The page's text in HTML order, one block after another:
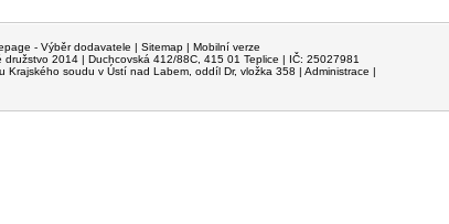
- Výběr dodavatele | Sitemap| Mobilní verze
družstvo2014 | Duchcovská 412/88C, 415 01 Teplice | IČ: 25027981
Krajského soudu v Ústí nad Labem, oddíl Dr, vložka 358 | Administrace |